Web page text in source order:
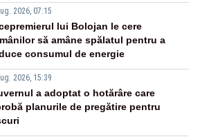
2026, 07:15
lui Bolojan le cere
să amâne spălatul pentru a
consumul de energie
2026, 15:39
a adoptat o hotărâre care
planurile de pregătire pentru